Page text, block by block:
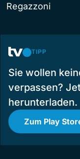
Regazzoni
TIPP
Sie wollen
verpassen?
herunterladen.
Zum Play